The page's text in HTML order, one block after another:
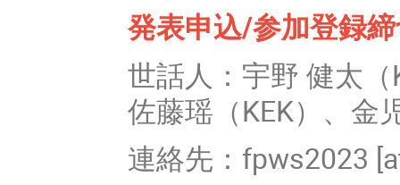
発表申込/参加登録
世話人：宇野 健太
佐藤瑶（KEK）、金
連絡先：fpws2023